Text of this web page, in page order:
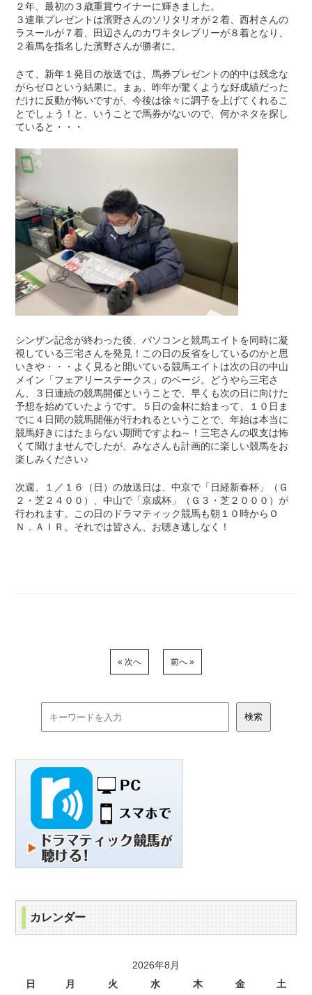
２年、最初の３歳重賞ウイナーに輝きました。
３連単プレゼントは濱野さんのソリタリオが２着、西村さんの
ラスールが７着、田辺さんのカワキタレブリーが８着となり、
２着馬を指名した濱野さんが勝者に。
さて、新年１発目の放送では、馬券プレゼントの的中は残念な
がらゼロという結果に。まぁ、昨年が驚くような好成績だった
だけに反動が怖いですが、今後は徐々に調子を上げてくれるこ
とでしょう！と、いうことで馬券がないので、何かネタを探し
ていると・・・
シンザン記念が終わった後、パソコンと競馬エイトを同時に凝
視している三宅さんを発見！この日の反省をしているのかと思
いきや・・・よく見ると開いている競馬エイトは次の日の中山
メイン「フェアリーステークス」のページ。どうやら三宅さ
ん、３日連続の競馬開催ということで、早くも次の日に向けた
予想を始めていたようです。５日の金杯に始まって、１０日ま
でに４日間の競馬開催が行われるということで、年始は本当に
競馬好きにはたまらない期間ですよね～！三宅さんの収支は怖
くて聞けませんでしたが、みなさんも計画的に楽しい競馬をお
楽しみください♪
次週、１／１６（日）の放送日は、中京で「日経新春杯」（Ｇ
２・芝２４００）、中山で「京成杯」（Ｇ３・芝２０００）が
行われます。この日のドラマティック競馬も朝１０時からＯ
Ｎ．ＡＩＲ。それでは皆さん、お聴き逃しなく！
« 次へ 前へ »
カレンダー
2026年8月
日
月 火 水 木 金 土